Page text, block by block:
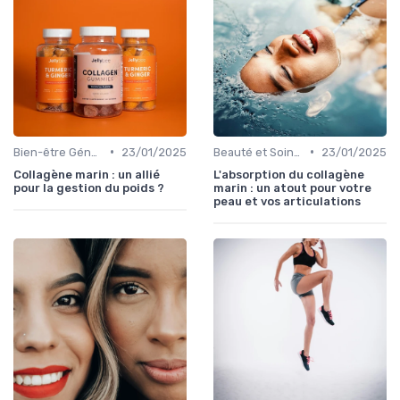
•
23/01/2025
Collagène marin : un allié
pour la gestion du poids ?
•
23/01/2025
L'absorption du collagène
marin : un atout pour votre
peau et vos articulations